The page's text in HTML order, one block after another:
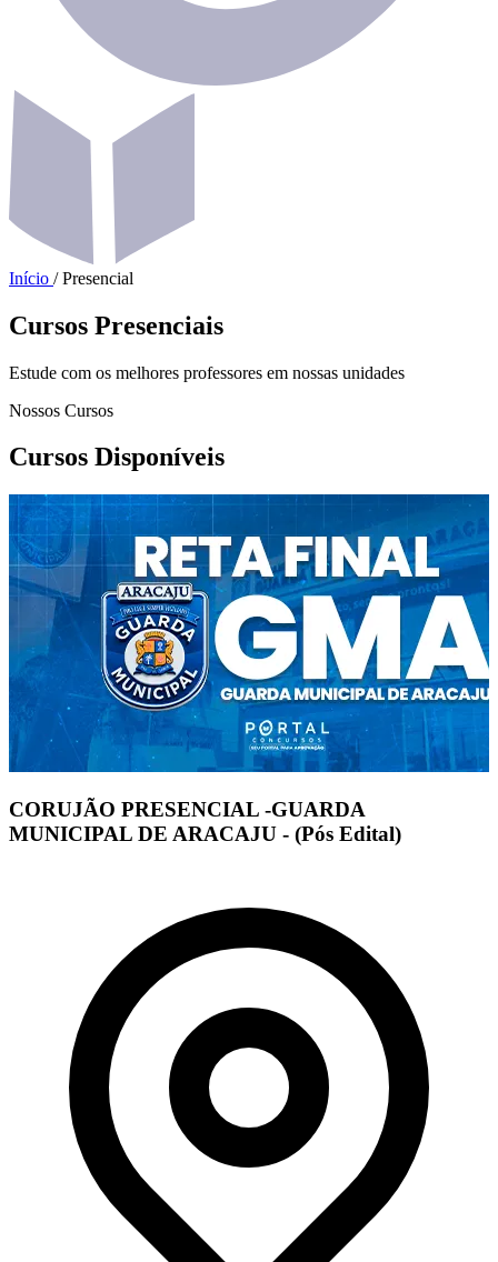
Início / Presencial
Cursos Presenciais
Estude com os melhores professores em nossas unidades
Nossos Cursos
Cursos Disponíveis
CORUJÃO PRESENCIAL -GUARDA
MUNICIPAL DE ARACAJU - (Pós Edital)